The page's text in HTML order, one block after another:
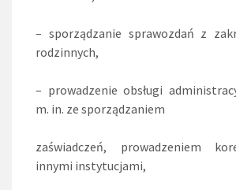
– sporządzanie sprawozdań z
rodzinnych,
– prowadzenie obsługi
m. in. ze sporządzaniem
zaświadczeń, prowadzeniem
innymi instytucjami,